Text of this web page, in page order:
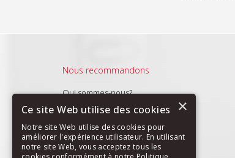
Nous recommandons
Qui sommes-nous?
Produits
Nouveautés
×
Ce site Web utilise des cookies
Notre site Web utilise des cookies pour
améliorer l'expérience utilisateur. En utilisant
notre site Web, vous acceptez tous les